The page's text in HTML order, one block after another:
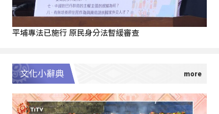
平埔專法已施行 原民身分法暫緩審查
文化小辭典